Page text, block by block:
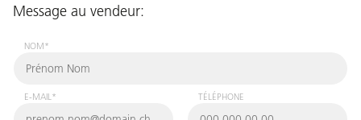
Message au vendeur:
NOM*
E-MAIL* TÉLÉPHONE